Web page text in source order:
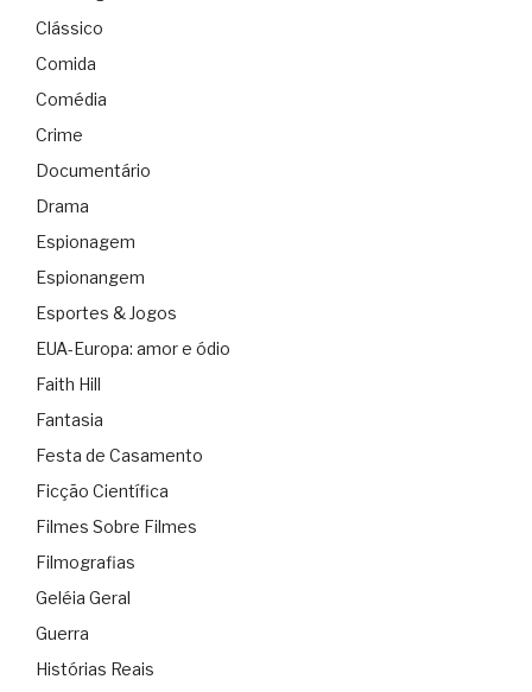
Clássico
Comida
Comédia
Crime
Documentário
Drama
Espionagem
Espionangem
Esportes & Jogos
EUA-Europa: amor e ódio
Faith Hill
Fantasia
Festa de Casamento
Ficção Científica
Filmes Sobre Filmes
Filmografias
Geléia Geral
Guerra
Histórias Reais